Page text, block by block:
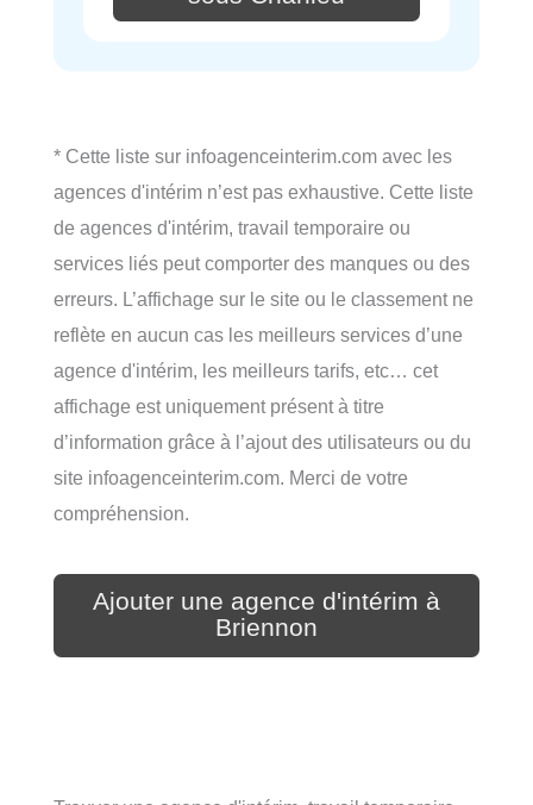
* Cette liste sur infoagenceinterim.com avec les
agences d'intérim n’est pas exhaustive. Cette liste
de agences d'intérim, travail temporaire ou
services liés peut comporter des manques ou des
erreurs. L’affichage sur le site ou le classement ne
reflète en aucun cas les meilleurs services d’une
agence d'intérim, les meilleurs tarifs, etc… cet
affichage est uniquement présent à titre
d’information grâce à l’ajout des utilisateurs ou du
site infoagenceinterim.com. Merci de votre
compréhension.
Ajouter une agence d'intérim à
Briennon